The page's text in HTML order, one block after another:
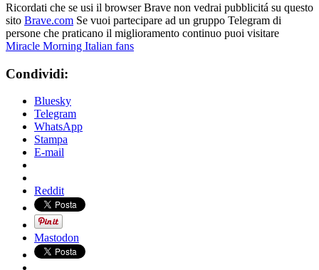
Ricordati che se usi il browser Brave non vedrai pubblicitá su questo
sito Brave.com Se vuoi partecipare ad un gruppo Telegram di
persone che praticano il miglioramento continuo puoi visitare
Miracle Morning Italian fans
Condividi:
Bluesky
Telegram
WhatsApp
Stampa
E-mail
Reddit
Mastodon